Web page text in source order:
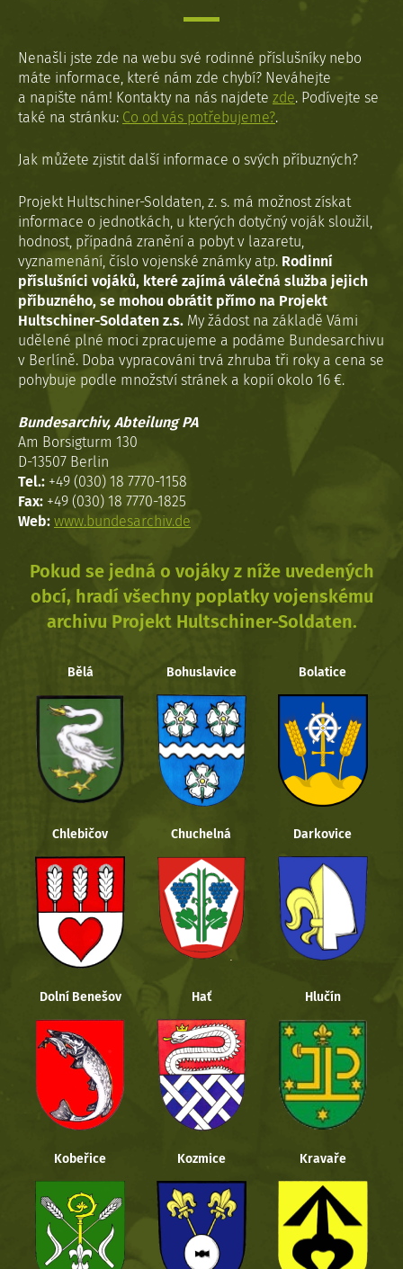
Nenašli jste zde na webu své rodinné příslušníky nebo
máte informace, které nám zde chybí? Neváhejte
a napište nám! Kontakty na nás najdete zde. Podívejte se
také na stránku: Co od vás potřebujeme?.
Jak můžete zjistit další informace o svých příbuzných?
Projekt Hultschiner-Soldaten, z. s. má možnost získat
informace o jednotkách, u kterých dotyčný voják sloužil,
hodnost, případná zranění a pobyt v lazaretu,
vyznamenání, číslo vojenské známky atp. Rodinní
příslušníci vojáků, které zajímá válečná služba jejich
příbuzného, se mohou obrátit přímo na Projekt
Hultschiner-Soldaten z.s. My žádost na základě Vámi
udělené plné moci zpracujeme a podáme Bundesarchivu
v Berlíně. Doba vypracováni trvá zhruba tři roky a cena se
pohybuje podle množství stránek a kopií okolo 16 €.
Bundesarchiv, Abteilung PA
Am Borsigturm 130
D-13507 Berlin
Tel.: +49 (030) 18 7770-1158
Fax: +49 (030) 18 7770-1825
Web: www.bundesarchiv.de
Pokud se jedná o vojáky z níže uvedených
obcí, hradí všechny poplatky vojenskému
archivu Projekt Hultschiner-Soldaten.
Bělá Bohuslavice Bolatice
Chlebičov Chuchelná Darkovice
Dolní Benešov Hať Hlučín
Kobeřice Kozmice Kravaře